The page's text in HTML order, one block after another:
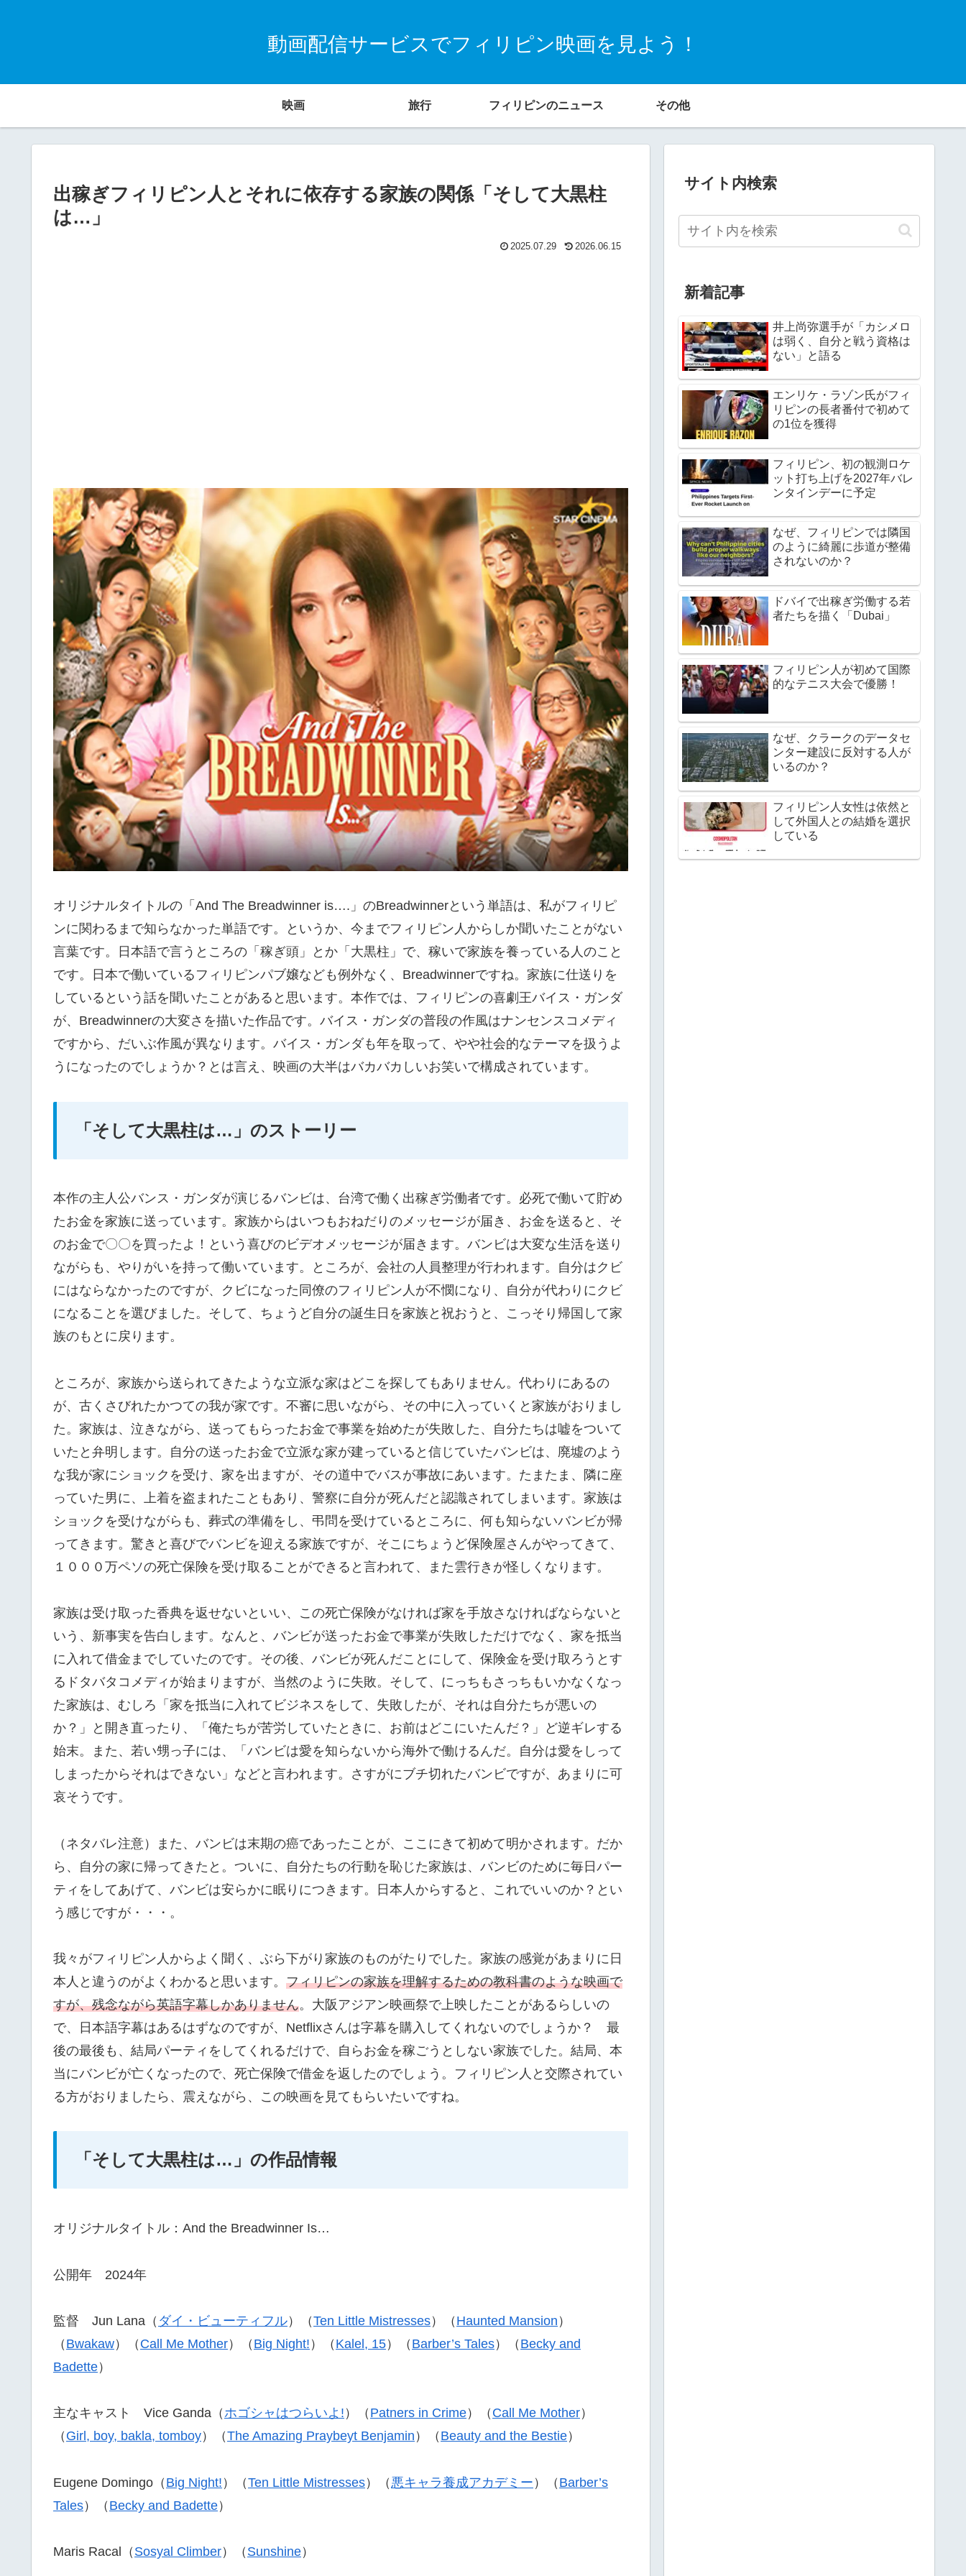
動画配信サービスでフィリピン映画を見よう！
映画 旅行 フィリピンのニュース その他
出稼ぎフィリピン人とそれに依存する家族の関係「そして大黒柱
は…」
2025.07.29 2026.06.15
オリジナルタイトルの「And The Breadwinner is….」のBreadwinnerという単語は、私がフィリピ
ンに関わるまで知らなかった単語です。というか、今までフィリピン人からしか聞いたことがない
言葉です。日本語で言うところの「稼ぎ頭」とか「大黒柱」で、稼いで家族を養っている人のこと
です。日本で働いているフィリピンパブ嬢なども例外なく、Breadwinnerですね。家族に仕送りを
しているという話を聞いたことがあると思います。本作では、フィリピンの喜劇王バイス・ガンダ
が、Breadwinnerの大変さを描いた作品です。バイス・ガンダの普段の作風はナンセンスコメディ
ですから、だいぶ作風が異なります。バイス・ガンダも年を取って、やや社会的なテーマを扱うよ
うになったのでしょうか？とは言え、映画の大半はバカバカしいお笑いで構成されています。
「そして大黒柱は…」のストーリー
本作の主人公バンス・ガンダが演じるバンビは、台湾で働く出稼ぎ労働者です。必死で働いて貯め
たお金を家族に送っています。家族からはいつもおねだりのメッセージが届き、お金を送ると、そ
のお金で〇〇を買ったよ！という喜びのビデオメッセージが届きます。バンビは大変な生活を送り
ながらも、やりがいを持って働いています。ところが、会社の人員整理が行われます。自分はクビ
にはならなかったのですが、クビになった同僚のフィリピン人が不憫になり、自分が代わりにクビ
になることを選びました。そして、ちょうど自分の誕生日を家族と祝おうと、こっそり帰国して家
族のもとに戻ります。
ところが、家族から送られてきたような立派な家はどこを探してもありません。代わりにあるの
が、古くさびれたかつての我が家です。不審に思いながら、その中に入っていくと家族がおりまし
た。家族は、泣きながら、送ってもらったお金で事業を始めたが失敗した、自分たちは嘘をついて
いたと弁明します。自分の送ったお金で立派な家が建っていると信じていたバンビは、廃墟のよう
な我が家にショックを受け、家を出ますが、その道中でバスが事故にあいます。たまたま、隣に座
っていた男に、上着を盗まれたこともあり、警察に自分が死んだと認識されてしまいます。家族は
ショックを受けながらも、葬式の準備をし、弔問を受けているところに、何も知らないバンビが帰
ってきます。驚きと喜びでバンビを迎える家族ですが、そこにちょうど保険屋さんがやってきて、
１０００万ペソの死亡保険を受け取ることができると言われて、また雲行きが怪しくなります。
家族は受け取った香典を返せないといい、この死亡保険がなければ家を手放さなければならないと
いう、新事実を告白します。なんと、バンビが送ったお金で事業が失敗しただけでなく、家を抵当
に入れて借金までしていたのです。その後、バンビが死んだことにして、保険金を受け取ろうとす
るドタバタコメディが始まりますが、当然のように失敗。そして、にっちもさっちもいかなくなっ
た家族は、むしろ「家を抵当に入れてビジネスをして、失敗したが、それは自分たちが悪いの
か？」と開き直ったり、「俺たちが苦労していたときに、お前はどこにいたんだ？」ど逆ギレする
始末。また、若い甥っ子には、「バンビは愛を知らないから海外で働けるんだ。自分は愛をしって
しまったからそれはできない」などと言われます。さすがにブチ切れたバンビですが、あまりに可
哀そうです。
（ネタバレ注意）また、バンビは末期の癌であったことが、ここにきて初めて明かされます。だか
ら、自分の家に帰ってきたと。ついに、自分たちの行動を恥じた家族は、バンビのために毎日パー
ティをしてあげて、バンビは安らかに眠りにつきます。日本人からすると、これでいいのか？とい
う感じですが・・・。
我々がフィリピン人からよく聞く、ぶら下がり家族のものがたりでした。家族の感覚があまりに日
本人と違うのがよくわかると思います。 フィリピンの家族を理解するための教科書のような映画で
すが、残念ながら英語字幕しかありません。大阪アジアン映画祭で上映したことがあるらしいの
で、日本語字幕はあるはずなのですが、Netflixさんは字幕を購入してくれないのでしょうか？ 最
後の最後も、結局パーティをしてくれるだけで、自らお金を稼ごうとしない家族でした。結局、本
当にバンビが亡くなったので、死亡保険で借金を返したのでしょう。フィリピン人と交際されてい
る方がおりましたら、震えながら、この映画を見てもらいたいですね。
「そして大黒柱は…」の作品情報
オリジナルタイトル：And the Breadwinner Is…
公開年 2024年
監督 Jun Lana（ ダイ・ビューティフル）（Ten Little Mistresses）（ Haunted Mansion ）
（ Bwakaw）（ Call Me Mother）（ Big Night! ）（ Kalel, 15）（ Barber’s Tales）（ Becky and
Badette）
主なキャスト Vice Ganda（ホゴシャはつらいよ! ）（ Patners in Crime）（ Call Me Mother）
（ Girl, boy, bakla, tomboy）（The Amazing Praybeyt Benjamin ）（ Beauty and the Bestie）
Eugene Domingo（ Big Night! ）（Ten Little Mistresses）（ 悪キャラ養成アカデミー ）（ Barber’s
Tales）（ Becky and Badette）
Maris Racal（ Sosyal Climber）（ Sunshine）
サイト内検索
新着記事
井上尚弥選手が「カシメロ
は弱く、自分と戦う資格は
ない」と語る
エンリケ・ラゾン氏がフィ
リピンの長者番付で初めて
の1位を獲得
フィリピン、初の観測ロケ
ット打ち上げを2027年バレ
ンタインデーに予定
なぜ、フィリピンでは隣国
のように綺麗に歩道が整備
されないのか？
ドバイで出稼ぎ労働する若
者たちを描く「Dubai」
フィリピン人が初めて国際
的なテニス大会で優勝！
なぜ、クラークのデータセ
ンター建設に反対する人が
いるのか？
フィリピン人女性は依然と
して外国人との結婚を選択
している